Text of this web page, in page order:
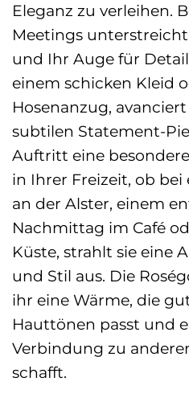
Eleganz zu verleihen.
Meetings
und Ihr Auge für
einem schicken Kleid
Hosenanzug,
subtilen Statement-
Auftritt eine
in Ihrer Freizeit, ob
an der Alster, einem
Nachmittag im Café
Küste, strahlt sie eine
und Stil aus. Die
ihr eine Wärme, die
Hauttönen passt und
Verbindung zu
schafft.